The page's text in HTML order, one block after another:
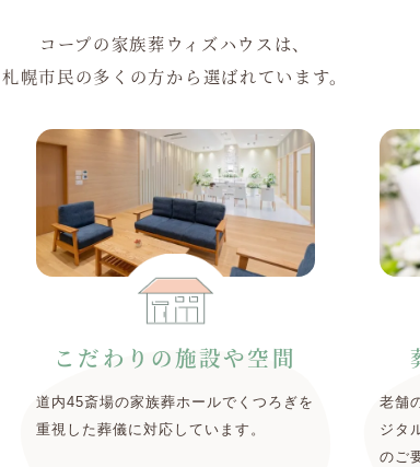
コープの家族葬ウィズハウスは、
札幌市民の多くの方から選ばれています。
こだわりの施設や空間
道内45斎場の家族葬ホールでくつろぎを
重視した葬儀に対応しています。
老舗
ジタ
のご